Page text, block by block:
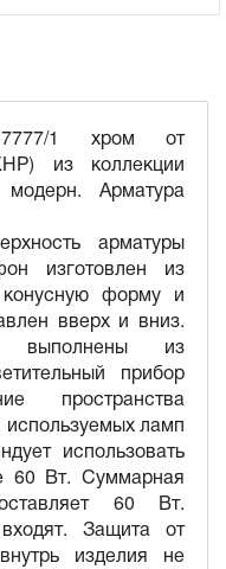
7777/1 хром от
из коллекции
Арматура
арматуры
изготовлен из
форму и
вверх и вниз.
выполнены из
прибор
пространства
ламп
использовать
60 Вт. Суммарная
60 Вт.
Защита от
изделия не